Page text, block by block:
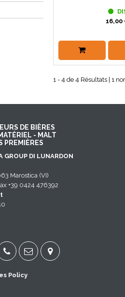
16,00
1 - 4 de 4 Résultats | 1
DE BIÈRES
- MALT
PREMIÈRES
GROUP DI LUNARDON
Marostica (VI)
+39 0424 476392
Policy